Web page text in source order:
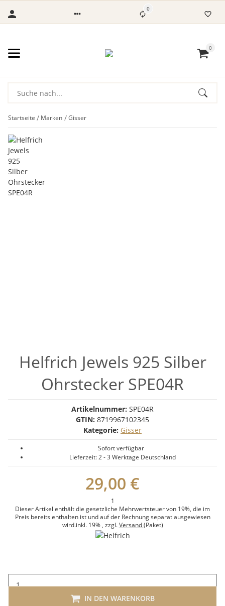
0
0
Startseite Marken Gisser
Helfrich Jewels 925 Silber
Ohrstecker SPE04R
Artikelnummer: SPE04R
GTIN: 8719967102345
Kategorie: Gisser
Sofort verfügbar
Lieferzeit:2 - 3 Werktage Deutschland
29,00 €
1
Dieser Artikel enthält die gesetzliche Mehrwertsteuer von 19%, die im
Preis bereits enthalten ist und auf der Rechnung separat ausgewiesen
wird.inkl. 19%, zzgl.Versand(Paket)
IN DEN WARENKORB